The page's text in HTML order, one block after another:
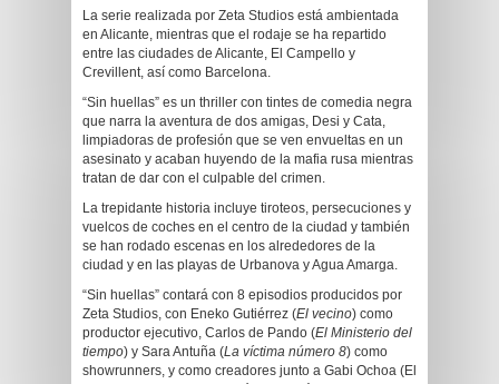
La serie realizada por Zeta Studios está ambientada
en Alicante, mientras que el rodaje se ha repartido
entre las ciudades de Alicante, El Campello y
Crevillent, así como Barcelona.
“Sin huellas” es un thriller con tintes de comedia negra
que narra la aventura de dos amigas, Desi y Cata,
limpiadoras de profesión que se ven envueltas en un
asesinato y acaban huyendo de la mafia rusa mientras
tratan de dar con el culpable del crimen.
La trepidante historia incluye tiroteos, persecuciones y
vuelcos de coches en el centro de la ciudad y también
se han rodado escenas en los alrededores de la
ciudad y en las playas de Urbanova y Agua Amarga.
“Sin huellas” contará con 8 episodios producidos por
Zeta Studios, con Eneko Gutiérrez (El vecino) como
productor ejecutivo, Carlos de Pando (El Ministerio del
tiempo) y Sara Antuña (La víctima número 8) como
showrunners, y como creadores junto a Gabi Ochoa (El